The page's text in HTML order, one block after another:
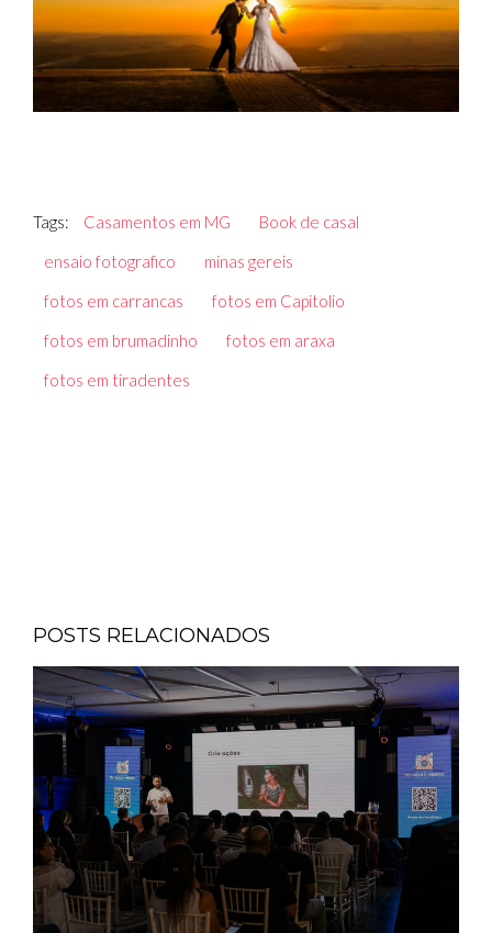
Tags: Casamentos em MG
Book de casal
ensaio fotografico
minas gereis
fotos em carrancas
fotos em Capitolio
fotos em brumadinho
fotos em araxa
fotos em tiradentes
POSTS RELACIONADOS